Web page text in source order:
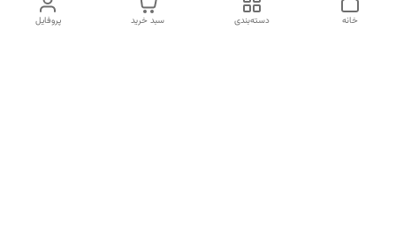
پروفایل سبد خرید دسته‌بندی خانه